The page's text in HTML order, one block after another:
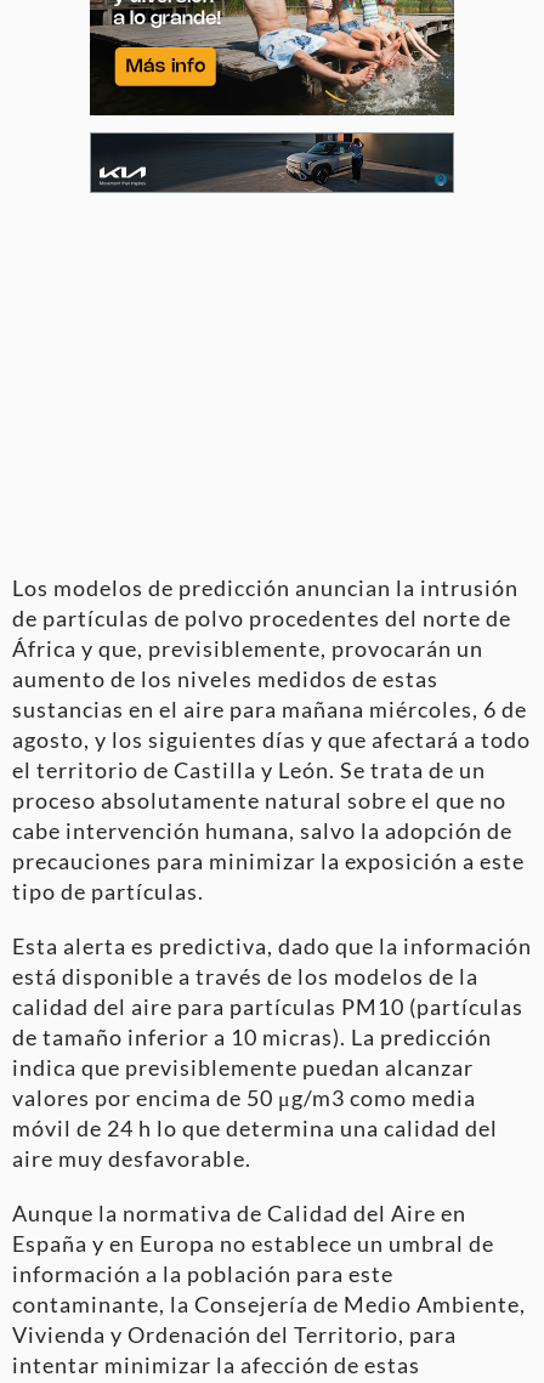
Los modelos de predicción anuncian la intrusión
de partículas de polvo procedentes del norte de
África y que, previsiblemente, provocarán un
aumento de los niveles medidos de estas
sustancias en el aire para mañana miércoles, 6 de
agosto, y los siguientes días y que afectará a todo
el territorio de Castilla y León. Se trata de un
proceso absolutamente natural sobre el que no
cabe intervención humana, salvo la adopción de
precauciones para minimizar la exposición a este
tipo de partículas.
Esta alerta es predictiva, dado que la información
está disponible a través de los modelos de la
calidad del aire para partículas PM10 (partículas
de tamaño inferior a 10 micras). La predicción
indica que previsiblemente puedan alcanzar
valores por encima de 50 μg/m3 como media
móvil de 24 h lo que determina una calidad del
aire muy desfavorable.
Aunque la normativa de Calidad del Aire en
España y en Europa no establece un umbral de
información a la población para este
contaminante, la Consejería de Medio Ambiente,
Vivienda y Ordenación del Territorio, para
intentar minimizar la afección de estas